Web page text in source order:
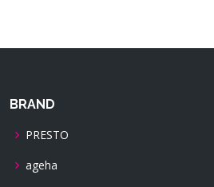
BRAND
PRESTO
ageha